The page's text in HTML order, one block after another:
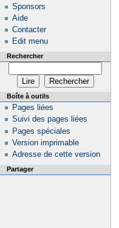
Sponsors
Aide
Contacter
Edit menu
Rechercher
Boîte à outils
Pages liées
Suivi des pages liées
Pages spéciales
Version imprimable
Adresse de cette version
Partager